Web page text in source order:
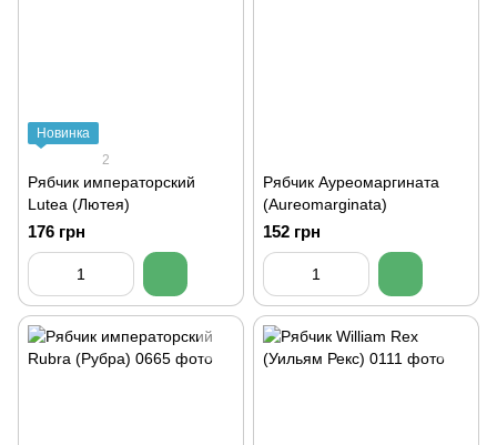
Новинка
2
Рябчик императорский
Lutea (Лютея)
176 грн
Рябчик Ауреомаргината
(Aureomarginata)
152 грн